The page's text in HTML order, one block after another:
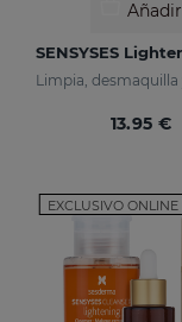
Añadir
13.95 €
EXCLUSIVO ONLINE